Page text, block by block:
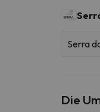
Serra
Die